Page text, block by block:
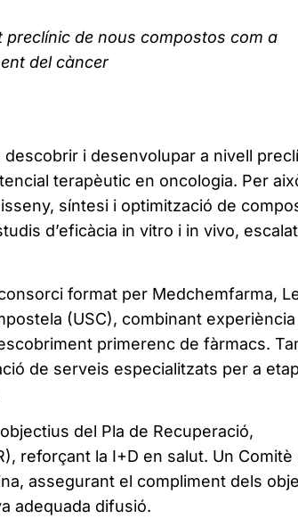
de nous compostos com a
del càncer
descobrir i desenvolupar a nivell
terapèutic en oncologia. Per
síntesi i optimització de
d’eficàcia in vitro i in vivo,
format per Medchemfarma,
(USC), combinant
primerenc de fàrmacs.
de serveis especialitzats per a
del Pla de Recuperació,
reforçant la I+D en salut. Un Comitè
assegurant el compliment dels
adequada difusió.